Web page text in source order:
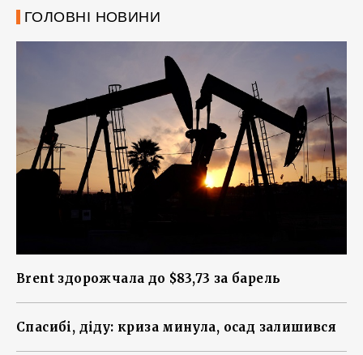
ГОЛОВНІ НОВИНИ
Brent здорожчала до $83,73 за барель
Спасибі, діду: криза минула, осад залишився